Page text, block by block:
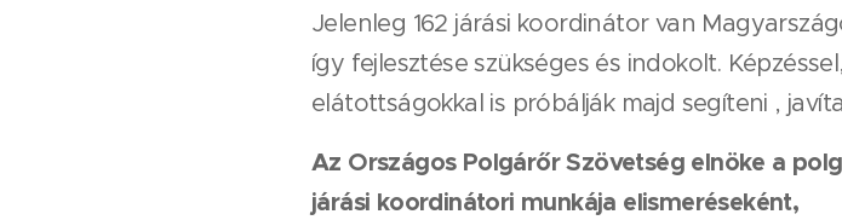
Jelenleg 162 járási koordinátor van
így fejlesztése szükséges és indokolt.
elátottságokkal is próbálják majd segíteni ,
Az Országos Polgárőr Szövetség elnöke a
járási koordinátori munkája elismeréseként,